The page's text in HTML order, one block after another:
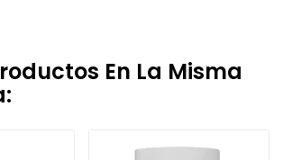
En La Misma